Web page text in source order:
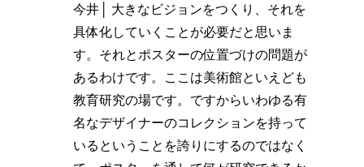
今井│ 大きなビジョンをつくり、それを
具体化していくことが必要だと思いま
す。それとポスターの位置づけの問題が
あるわけです。ここは美術館といえども
教育研究の場です。ですからいわゆる有
名なデザイナーのコレクションを持って
いるということを誇りにするのではなく